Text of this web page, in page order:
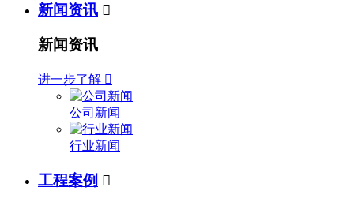
新闻资讯 
新闻资讯
进一步了解 
公司新闻
行业新闻
工程案例 